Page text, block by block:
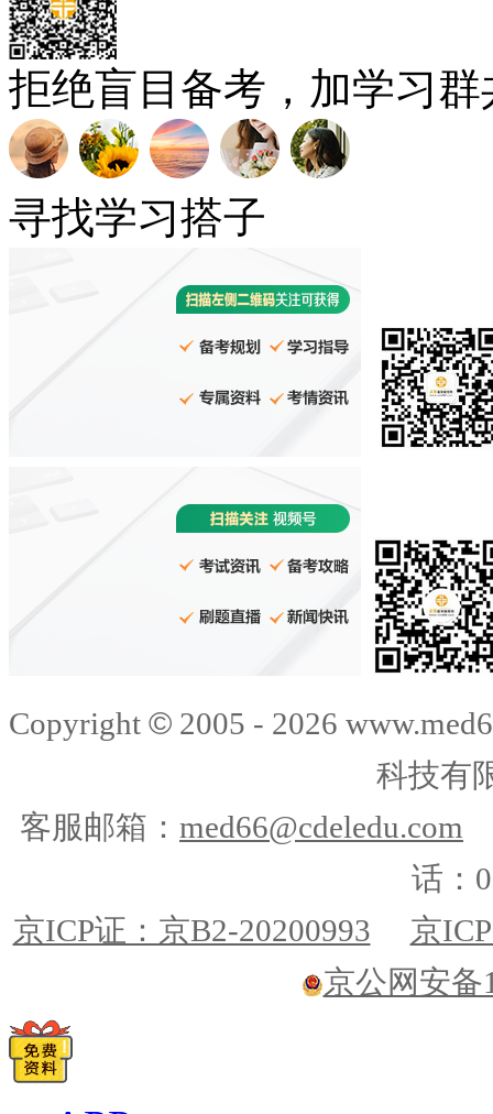
拒绝盲目备考，加学习
寻找学习搭子
Copyright © 2005 - 2026
科技有
客服邮箱： med66@cdeledu.com
话：
京ICP证：京B2-20200993
京
京公网安备